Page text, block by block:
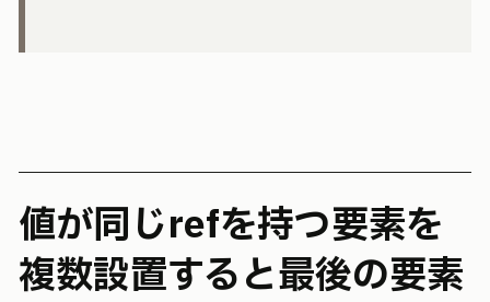
値が同じrefを持つ要素を
複数設置すると最後の要素